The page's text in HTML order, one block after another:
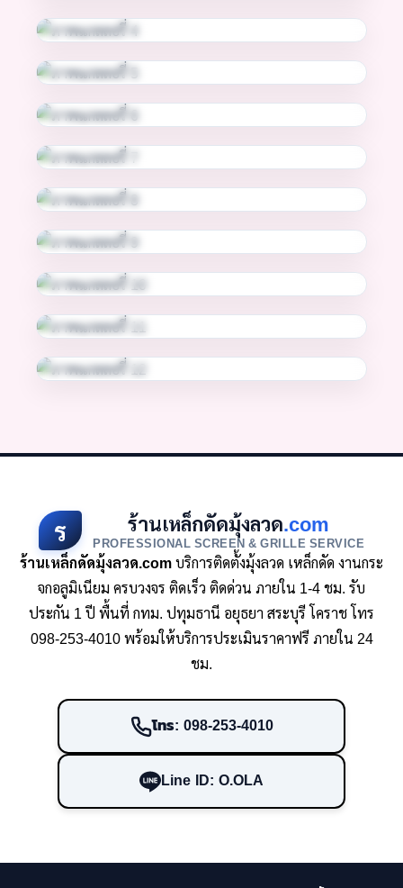
ร ร้านเหล็กดัดมุ้งลวด.com
PROFESSIONAL SCREEN & GRILLE SERVICE
ร้านเหล็กดัดมุ้งลวด.comบริการติดตั้งมุ้งลวด เหล็กดัด งานกระ
จกอลูมิเนียม ครบวงจร ติดเร็ว ติดด่วน ภายใน 1-4 ชม. รับ
ประกัน 1 ปี พื้นที่ กทม. ปทุมธานี อยุธยา สระบุรี โคราช โทร
098-253-4010 พร้อมให้บริการประเมินราคาฟรี ภายใน 24
ชม.
โทร: 098-253-4010
Line ID: O.OLA